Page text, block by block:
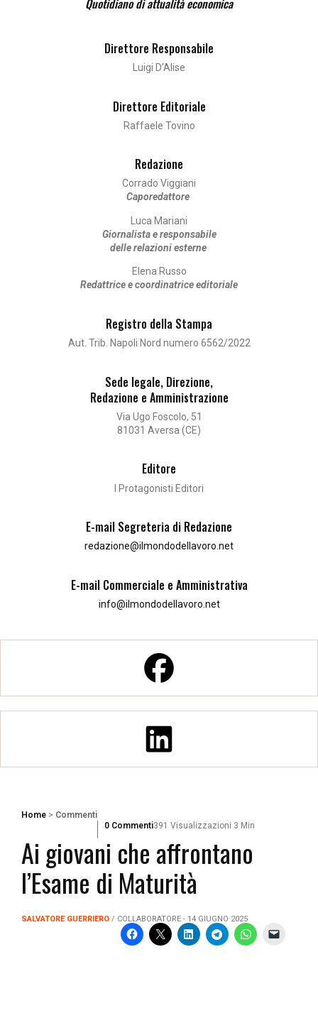
Quotidiano di attualità economica
Direttore Responsabile
Luigi D’Alise
Direttore Editoriale
Raffaele Tovino
Redazione
Corrado Viggiani
Caporedattore
Luca Mariani
Giornalista e responsabile
delle relazioni esterne
Elena Russo
Redattrice e coordinatrice editoriale
Registro della Stampa
Aut. Trib. Napoli Nord numero 6562/2022
Sede legale, Direzione,
Redazione e Amministrazione
Via Ugo Foscolo, 51
81031 Aversa (CE)
Editore
I Protagonisti Editori
E-mail Segreteria di Redazione
redazione@ilmondodellavoro.net
E-mail Commerciale e Amministrativa
info@ilmondodellavoro.net
Home > Commenti
391 Visualizzazioni 3 Min
0 Commenti
Ai giovani che affrontano
l’Esame di Maturità
SALVATORE GUERRIERO / COLLABORATORE - 14 GIUGNO 2025